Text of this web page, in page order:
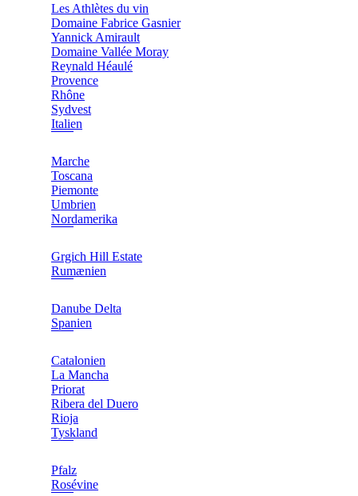
Les Athlètes du vin
Domaine Fabrice Gasnier
Yannick Amirault
Domaine Vallée Moray
Reynald Héaulé
Provence
Rhône
Sydvest
Italien
Marche
Toscana
Piemonte
Umbrien
Nordamerika
Grgich Hill Estate
Rumænien
Danube Delta
Spanien
Catalonien
La Mancha
Priorat
Ribera del Duero
Rioja
Tyskland
Pfalz
Rosévine